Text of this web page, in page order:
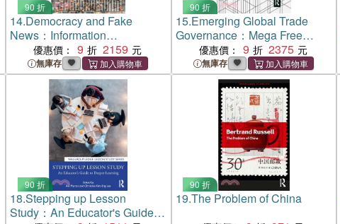
90 折
14.Democracy and Fake
News：Information
Manipulation and Post-Truth
Politics
優惠價： 9 2159
無庫存
90 折
15.Emerging Global Trade
Governance：Mega Free
Trade Agreements and
Implications for ASEAN
優惠價： 9 2375
無庫存
90 折
18.Stepping up Lesson
Study：An Educator's Guide to
90 折
19.The Problem of China